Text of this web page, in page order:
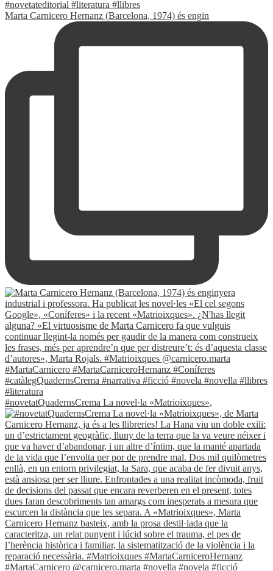
Marta Carnicero Hernanz (Barcelona, 1974) és engin
#novetatQuadernsCrema La novel·la «Matrioixques»,